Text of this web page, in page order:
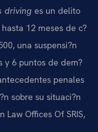
driving es un delito
12 meses de c?
una suspensi?n
y 6 puntos de dem?
penales
sobre su situaci?n
Law Offices Of SRIS,